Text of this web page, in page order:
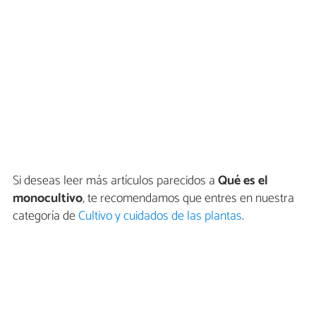
Si deseas leer más artículos parecidos aQué es el
monocultivo, te recomendamos que entres en nuestra
categoría deCultivo y cuidados de las plantas.